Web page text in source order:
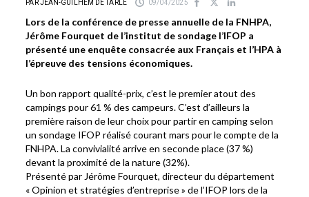
PAR JEAN-GUILHEM DE TARLÉ 09/04/2025
Lors de la conférence de presse annuelle de la FNHPA,
Jérôme Fourquet de l’institut de sondage l’IFOP a
présenté une enquête consacrée aux Français et l’HPA à
l’épreuve des tensions économiques.
Un bon rapport qualité-prix, c’est le premier atout des
campings pour 61 % des campeurs. C’est d’ailleurs la
première raison de leur choix pour partir en camping selon
un sondage IFOP réalisé courant mars pour le compte de la
FNHPA. La convivialité arrive en seconde place (37 %)
devant la proximité de la nature (32%).
Présenté par Jérôme Fourquet, directeur du département
« Opinion et stratégies d’entreprise » de l’IFOP lors de la